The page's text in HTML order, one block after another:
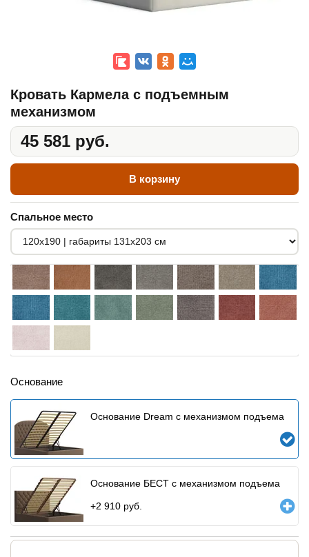
Кровать Кармела с подъемным
механизмом
45 581 руб.
В корзину
Спальное место
Основание
Основание Dream c механизмом подъема
Основание БЕСТ с механизмом подъема
+2 910 руб.